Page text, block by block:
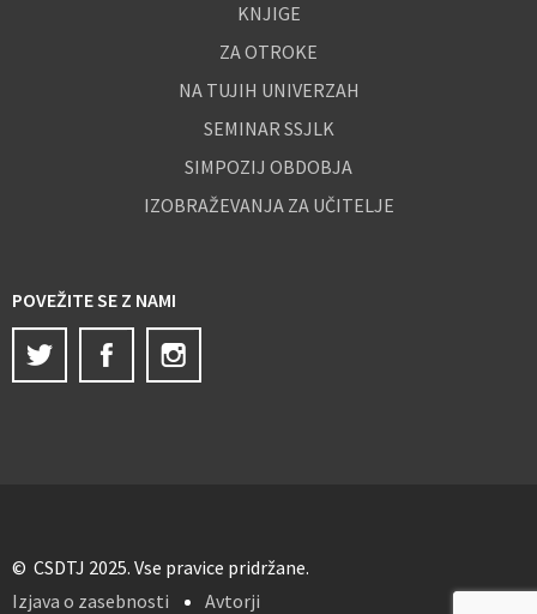
KNJIGE
ZA OTROKE
NA TUJIH UNIVERZAH
SEMINAR SSJLK
SIMPOZIJ OBDOBJA
IZOBRAŽEVANJA ZA UČITELJE
POVEŽITE SE Z NAMI
Twitter
Facebook
© CSDTJ 2025. Vse pravice pridržane.
Izjava o zasebnosti
Avtorji